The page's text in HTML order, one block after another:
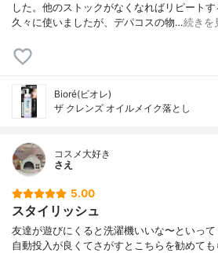
した。他のストックがなくなればリピート
久々に使いましたが、デパコスの物…続きを
Bioré(ビオレ)
ザ クレンズ オイルメイク落とし
コスメ大好き
さえ
5.00
スタイリッシュ
友達が遊びにくると洗濯機いいな〜といっ
自動投入が良くてさがすとこちらを勧めて